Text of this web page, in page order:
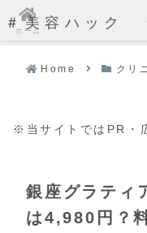
＃美容ハック
Home クリ
※当サイトではPR・
銀座グラティ
は4,980円？
ホーム